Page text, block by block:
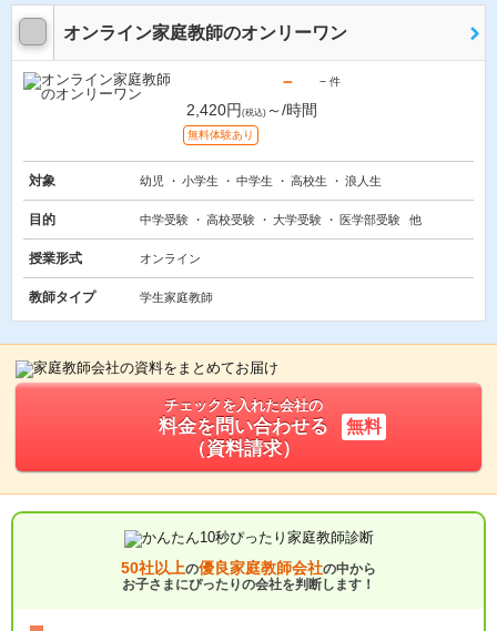
オンライン家庭教師のオンリーワン
－ － 件
2,420円 (税込) ～/時間
無料体験あり
対象 幼児 小学生 中学生 高校生 浪人生
目的 中学受験 高校受験 大学受験 医学部受験 他
授業形式 オンライン
教師タイプ 学生家庭教師
チェックを入れた会社の
料金を問い合わせる
（資料請求）
無料
50社以上の優良家庭教師会社の中から
お子さまにぴったりの会社を判断します！